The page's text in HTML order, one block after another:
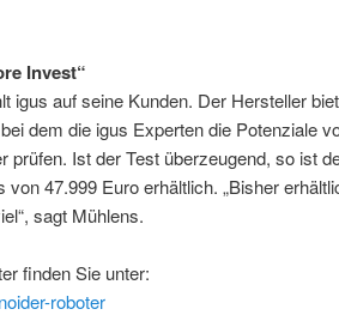
Invest“
igus auf seine Kunden. Der Hersteller
dem die igus Experten die Potenziale
prüfen. Ist der Test überzeugend, so ist
47.999 Euro erhältlich. „Bisher
sagt Mühlens.
finden Sie unter:
roboter